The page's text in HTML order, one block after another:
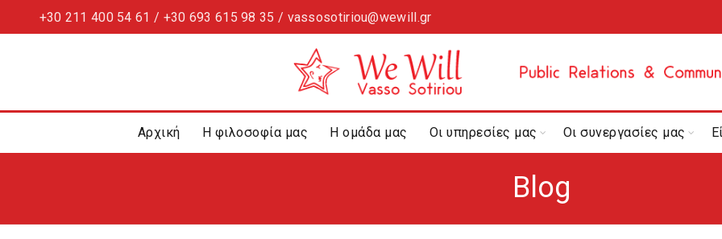
+30 211 400 54 61 / +30 693 615 98 35 / vassosotiriou@wewill.gr
Αρχική Η φιλοσοφία μας Η ομάδα μας Οι υπηρεσίες μας Οι συνεργασίες μας
Blog